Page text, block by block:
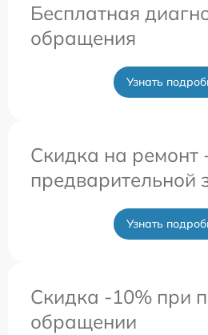
Бесплатная
обращения
Узнать
Скидка на ремонт
предварительной
Узнать
Скидка -10% при
обращении